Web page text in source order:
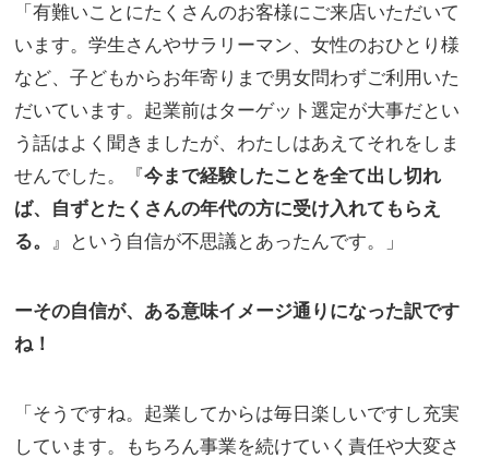
「有難いことにたくさんのお客様にご来店いただいて
います。学生さんやサラリーマン、女性のおひとり様
など、子どもからお年寄りまで男女問わずご利用いた
だいています。起業前はターゲット選定が大事だとい
う話はよく聞きましたが、わたしはあえてそれをしま
せんでした。『今まで経験したことを全て出し切れ
ば、自ずとたくさんの年代の方に受け入れてもらえ
る。 』という自信が不思議とあったんです。」
ーその自信が、ある意味イメージ通りになった訳です
ね！
「そうですね。起業してからは毎日楽しいですし充実
しています。もちろん事業を続けていく責任や大変さ